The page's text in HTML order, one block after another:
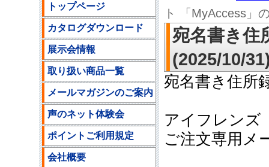
ト 「MyAccess」
宛名書き住
(2025/10/
宛名書き住所
アイフレン
ご注文専用メ
トップページ
カタログダウンロード
展示会情報
取り扱い商品一覧
メールマガジンのご案内
声のネット体験会
ポイントご利用規定
会社概要